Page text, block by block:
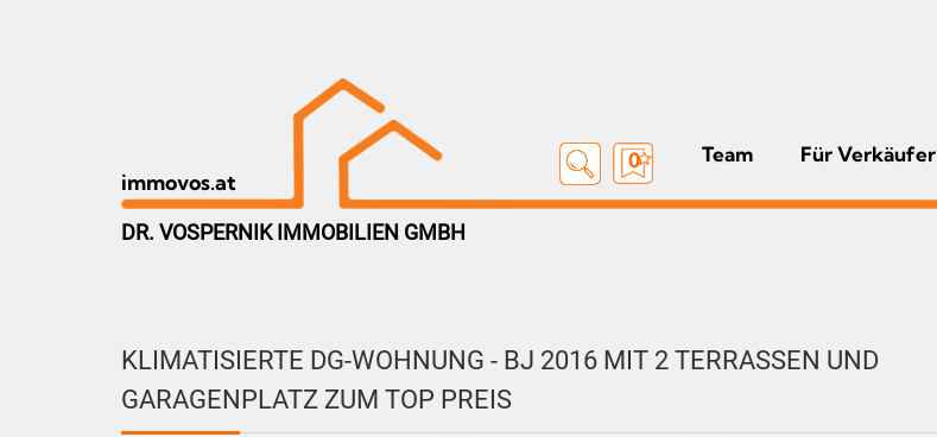
immovos.at
0 Team Für Verkäufer
DR. VOSPERNIK IMMOBILIEN GMBH
KLIMATISIERTE DG-WOHNUNG - BJ 2016 MIT 2 TERRASSEN UND
GARAGENPLATZ ZUM TOP PREIS